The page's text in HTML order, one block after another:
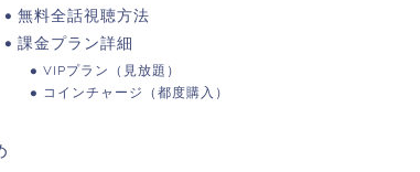
無料全話視聴方法
課金プラン詳細
VIPプラン（見放題）
コインチャージ（都度購入）